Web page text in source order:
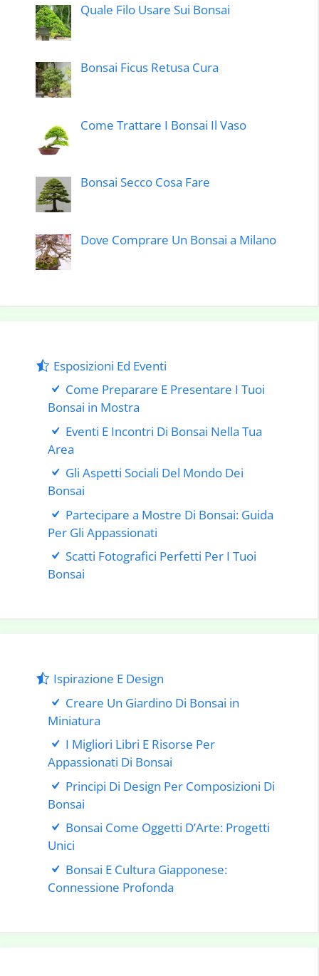
Quale Filo Usare Sui Bonsai
Bonsai Ficus Retusa Cura
Come Trattare I Bonsai Il Vaso
Bonsai Secco Cosa Fare
Dove Comprare Un Bonsai a Milano
Esposizioni Ed Eventi
Come Preparare E Presentare I Tuoi
Bonsai in Mostra
Eventi E Incontri Di Bonsai Nella Tua
Area
Gli Aspetti Sociali Del Mondo Dei
Bonsai
Partecipare a Mostre Di Bonsai: Guida
Per Gli Appassionati
Scatti Fotografici Perfetti Per I Tuoi
Bonsai
Ispirazione E Design
Creare Un Giardino Di Bonsai in
Miniatura
I Migliori Libri E Risorse Per
Appassionati Di Bonsai
Principi Di Design Per Composizioni Di
Bonsai
Bonsai Come Oggetti D’Arte: Progetti
Unici
Bonsai E Cultura Giapponese:
Connessione Profonda